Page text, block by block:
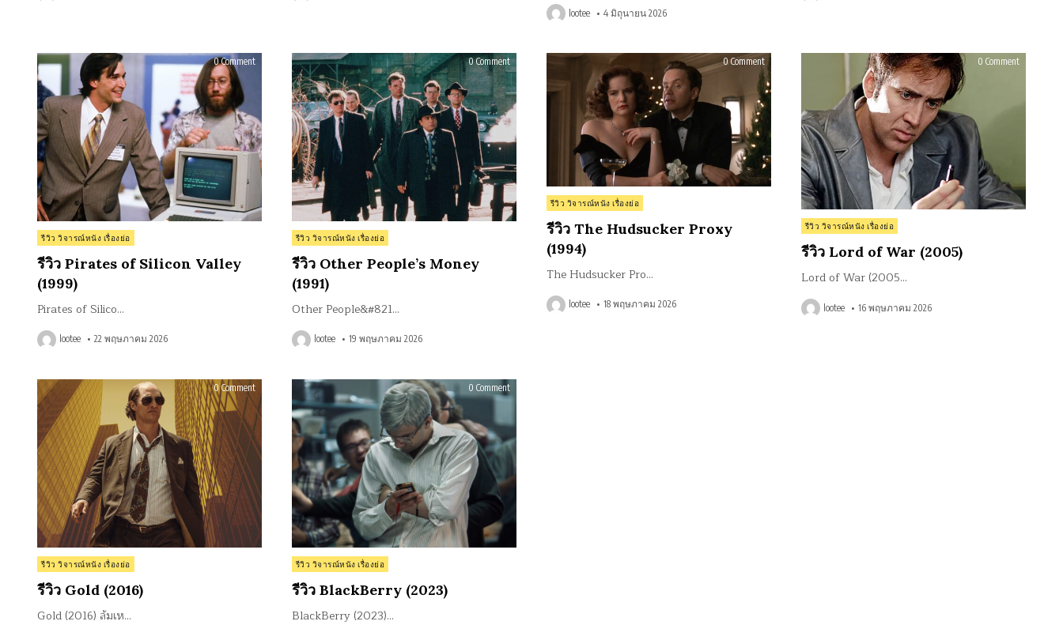
lootee 4 มิถุนายน 2026
0 Commenton
(1999)
Posted
in
รีวิว วิจารณ์หนัง เรื่องย่อ
รีวิว Pirates of Silicon Valley
(1999)
Pirates of Silico…
lootee 22 พฤษภาคม 2026
0 Commenton
รีวิว
People’s
Money
(1991)
Posted
in
รีวิว วิจารณ์หนัง เรื่องย่อ
รีวิว Other People’s Money
(1991)
Other People&#821…
lootee 19 พฤษภาคม 2026
0 Commenton
รีวิว
The
Hudsucker
Proxy
(1994)
Posted
in
รีวิว วิจารณ์หนัง เรื่องย่อ
รีวิว The Hudsucker Proxy
(1994)
The Hudsucker Pro…
lootee 18 พฤษภาคม 2026
0 Commenton
Posted
in
รีวิว วิจารณ์หนัง เรื่องย่อ
รีวิว Lord of War (2005)
Lord of War (2005…
lootee 16 พฤษภาคม 2026
0 Commenton
รีวิว
Gold
(2016)
Posted
in
รีวิว วิจารณ์หนัง เรื่องย่อ
รีวิว Gold (2016)
Gold (2016) ล้มเห…
0 Commenton
รีวิว
Posted
in
รีวิว วิจารณ์หนัง เรื่องย่อ
รีวิว BlackBerry (2023)
BlackBerry (2023)…